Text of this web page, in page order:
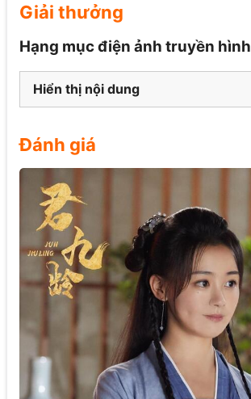
Giải thưởng
Hạng mục điện ảnh truyền hình
Hiển thị nội dung
Đánh giá